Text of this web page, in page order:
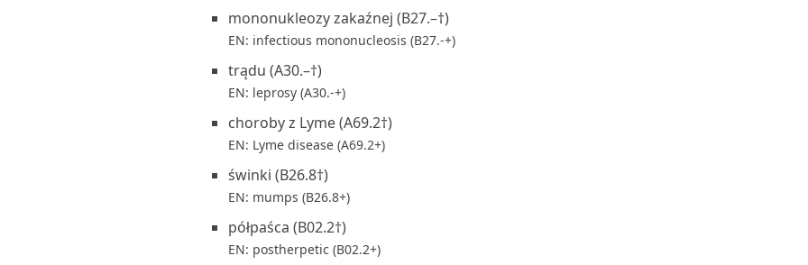
mononukleozy zakaźnej (B27.–†)
EN: infectious mononucleosis (B27.-+)
trądu (A30.–†)
EN: leprosy (A30.-+)
choroby z Lyme (A69.2†)
EN: Lyme disease (A69.2+)
świnki (B26.8†)
EN: mumps (B26.8+)
półpaśca (B02.2†)
EN: postherpetic (B02.2+)